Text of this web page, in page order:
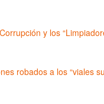
y los
robados a los “viales